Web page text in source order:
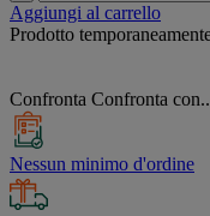
Aggiungi al carrello
Prodotto
Confronta Confronta
Nessun minimo d'ordine